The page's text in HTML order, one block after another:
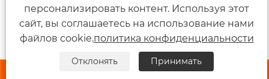
персонализировать контент. Используя этот
сайт, вы соглашаетесь на использование нами
файлов cookie.политика конфиденциальности
Отклонять Принимать